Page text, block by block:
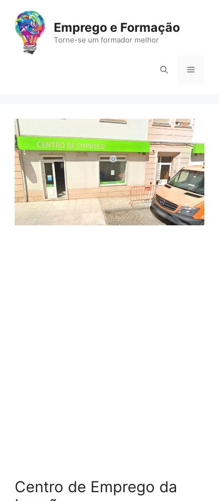
para
conteúdo
Emprego e Formação
Torne-se um formador melhor
Menu
Centro de Emprego da